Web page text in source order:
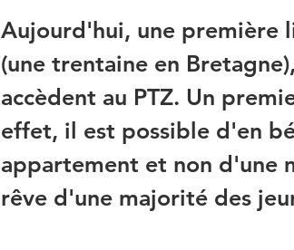
Aujourd'hui, une première
(une trentaine en
accèdent au PTZ. Un
effet, il est possible d'en
appartement et non d'une
rêve d'une majorité des